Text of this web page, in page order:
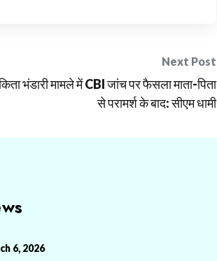
Next Post
भंडारी मामले में CBI जांच पर फैसला माता-पिता
से परामर्श के बाद: सीएम धामी
6, 2026